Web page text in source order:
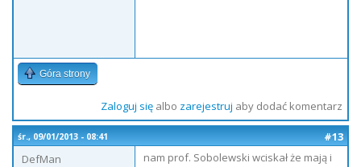
Góra strony
Zaloguj sięalbo zarejestruj aby dodać komentarz
śr., 09/01/2013 - 08:41
#13
DefMan
nam prof. Sobolewski wciskał że mają i